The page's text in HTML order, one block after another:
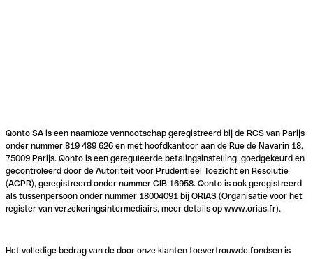
Qonto SA is een naamloze vennootschap geregistreerd bij de RCS van Parijs
onder nummer 819 489 626 en met hoofdkantoor aan de Rue de Navarin 18,
75009 Parijs. Qonto is een gereguleerde betalingsinstelling, goedgekeurd en
gecontroleerd door de Autoriteit voor Prudentieel Toezicht en Resolutie
(ACPR), geregistreerd onder nummer CIB 16958. Qonto is ook geregistreerd
als tussenpersoon onder nummer 18004091 bij ORIAS (Organisatie voor het
register van verzekeringsintermediairs, meer details op www.orias.fr).
Het volledige bedrag van de door onze klanten toevertrouwde fondsen is